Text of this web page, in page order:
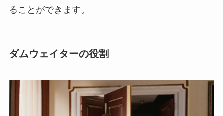
ることができます。
ダムウェイターの役割